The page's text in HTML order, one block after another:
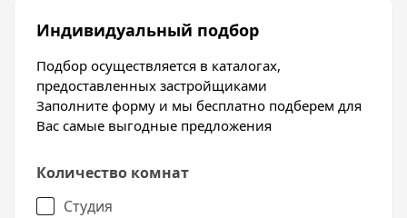
Индивидуальный подбор
Подбор осуществляется в каталогах,
предоставленных застройщиками
Заполните форму и мы бесплатно подберем для
Вас самые выгодные предложения
Количество комнат
Студия